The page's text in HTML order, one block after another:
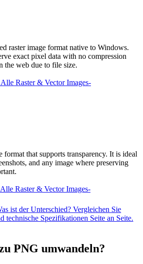
raster image format native to Windows.
exact pixel data with no compression
the web due to file size.
Alle Raster & Vector Images-
format that supports transparency. It is ideal
and any image where preserving
Alle Raster & Vector Images-
ist der Unterschied? Vergleichen Sie
technische Spezifikationen Seite an Seite.
PNG umwandeln?